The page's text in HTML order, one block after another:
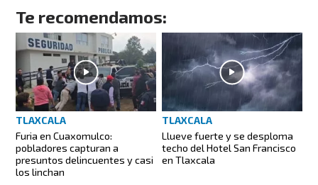
Te recomendamos:
TLAXCALA
Furia en Cuaxomulco:
pobladores capturan a
presuntos delincuentes y casi
los linchan
TLAXCALA
Llueve fuerte y se desploma
techo del Hotel San Francisco
en Tlaxcala